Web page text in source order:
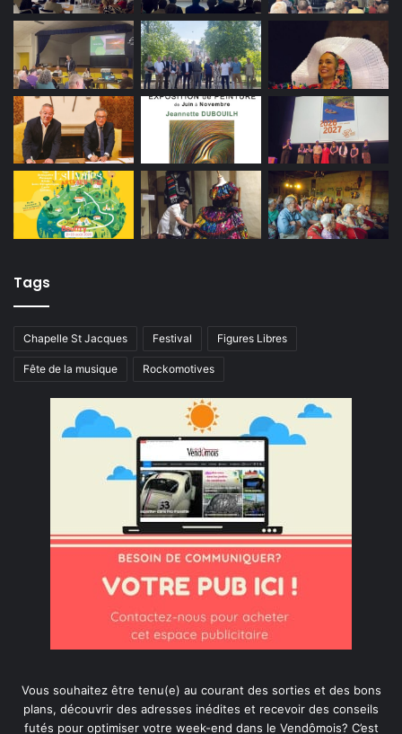
Tags
Chapelle St Jacques Festival Figures Libres
Fête de la musique Rockomotives
Vous souhaitez être tenu(e) au courant des sorties et des bons
plans, découvrir des adresses inédites et recevoir des conseils
futés pour optimiser votre week-end dans le Vendômois? C’est